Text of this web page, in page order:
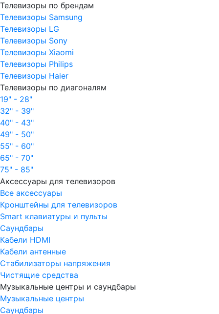
Телевизоры по брендам
Телевизоры Samsung
Телевизоры LG
Телевизоры Sony
Телевизоры Xiaomi
Телевизоры Philips
Телевизоры Haier
Телевизоры по диагоналям
19" - 28"
32" - 39"
40" - 43"
49" - 50"
55" - 60"
65" - 70"
75" - 85"
Аксессуары для телевизоров
Все аксессуары
Кронштейны для телевизоров
Smart клавиатуры и пульты
Саундбары
Кабели HDMI
Кабели антенные
Стабилизаторы напряжения
Чистящие средства
Музыкальные центры и саундбары
Музыкальные центры
Саундбары